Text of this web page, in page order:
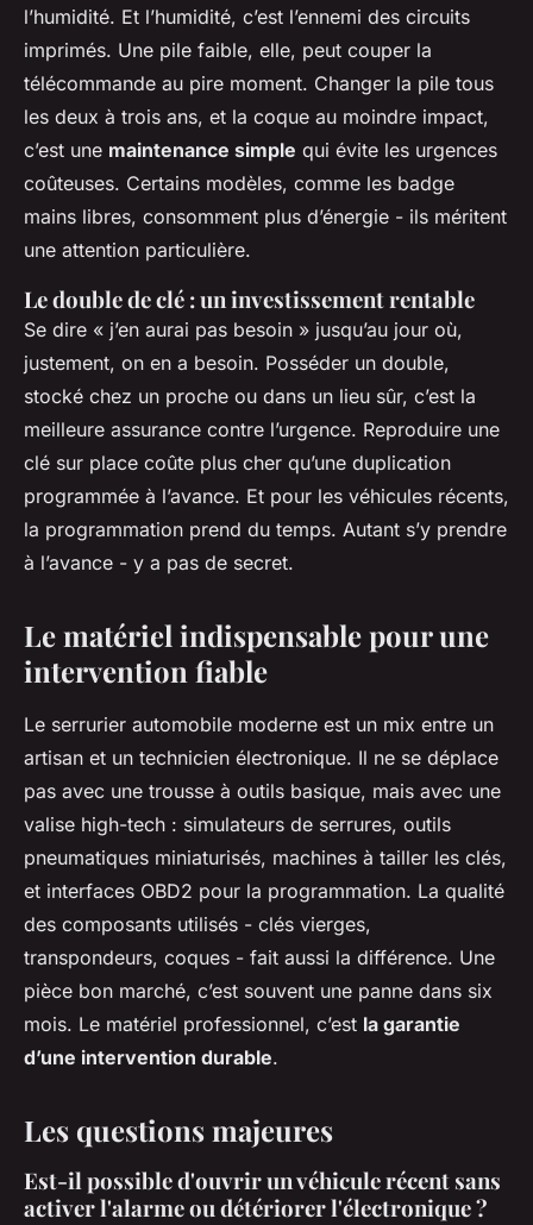
l’humidité. Et l’humidité, c’est l’ennemi des circuits
imprimés. Une pile faible, elle, peut couper la
télécommande au pire moment. Changer la pile tous
les deux à trois ans, et la coque au moindre impact,
c’est une maintenance simple qui évite les urgences
coûteuses. Certains modèles, comme les badge
mains libres, consomment plus d’énergie - ils méritent
une attention particulière.
Le double de clé : un investissement rentable
Se dire « j’en aurai pas besoin » jusqu’au jour où,
justement, on en a besoin. Posséder un double,
stocké chez un proche ou dans un lieu sûr, c’est la
meilleure assurance contre l’urgence. Reproduire une
clé sur place coûte plus cher qu’une duplication
programmée à l’avance. Et pour les véhicules récents,
la programmation prend du temps. Autant s’y prendre
à l’avance - y a pas de secret.
Le matériel indispensable pour une
intervention fiable
Le serrurier automobile moderne est un mix entre un
artisan et un technicien électronique. Il ne se déplace
pas avec une trousse à outils basique, mais avec une
valise high-tech : simulateurs de serrures, outils
pneumatiques miniaturisés, machines à tailler les clés,
et interfaces OBD2 pour la programmation. La qualité
des composants utilisés - clés vierges,
transpondeurs, coques - fait aussi la différence. Une
pièce bon marché, c’est souvent une panne dans six
mois. Le matériel professionnel, c’est la garantie
d’une intervention durable.
Les questions majeures
Est-il possible d'ouvrir un véhicule récent sans
activer l'alarme ou détériorer l'électronique ?